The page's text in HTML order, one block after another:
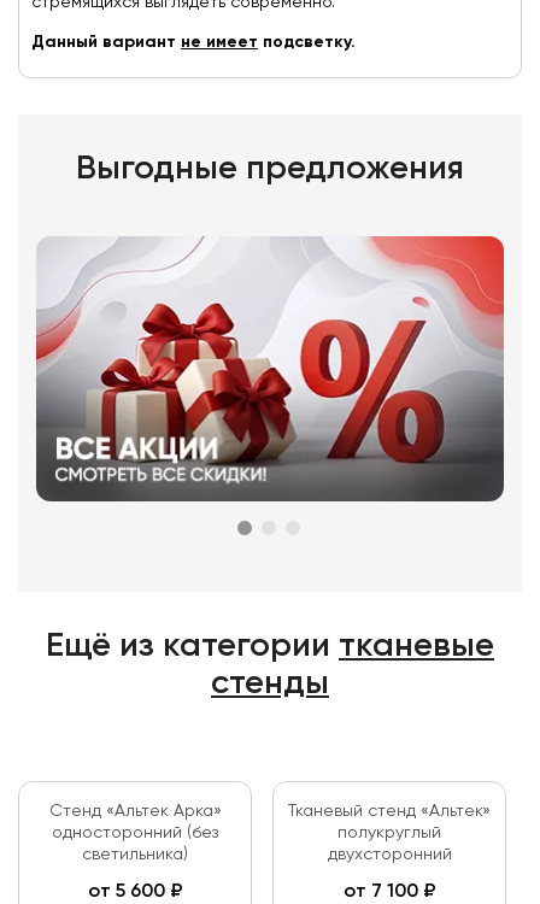
Данный вариант не имеет подсветку.
Выгодные предложения
Ещё из категории тканевые
стенды
Стенд «Альтек Арка»
односторонний (без
светильника)
от 5 600₽
Тканевый стенд «Альтек»
полукруглый
двухсторонний
от 7 100₽